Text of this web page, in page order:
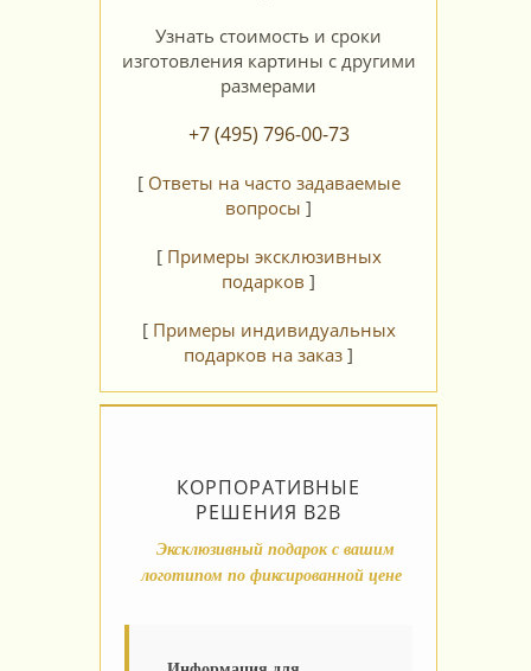
Узнать стоимость и сроки
изготовления картины с другими
размерами
+7 (495) 796-00-73
[ Ответы на часто задаваемые
вопросы ]
[ Примеры эксклюзивных
подарков ]
[ Примеры индивидуальных
подарков на заказ ]
КОРПОРАТИВНЫЕ
РЕШЕНИЯ B2B
Эксклюзивный подарок с вашим
логотипом по фиксированной цене